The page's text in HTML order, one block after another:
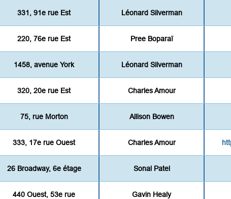
331, 91e rue Est Léonard Silverman
220, 76e rue Est Pree Boparaï
1458, avenue York Léonard Silverman
320, 20e rue Est Charles Amour
75, rue Morton Allison Bowen
333, 17e rue Ouest Charles Amour
26 Broadway, 6e étage Sonal Patel
440 Ouest, 53e rue Gavin Healy